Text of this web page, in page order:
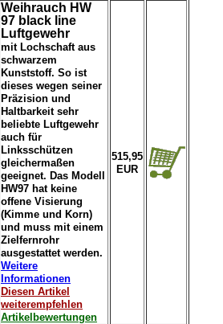
Weihrauch HW
97 black line
Luftgewehr
mit Lochschaft aus
schwarzem
Kunststoff. So ist
dieses wegen seiner
Präzision und
Haltbarkeit sehr
beliebte Luftgewehr
auch für
Linksschützen
gleichermaßen
geeignet. Das Modell
HW97 hat keine
offene Visierung
(Kimme und Korn)
und muss mit einem
Zielfernrohr
ausgestattet werden.
Weitere
Informationen
Diesen Artikel
weiterempfehlen
Artikelbewertungen
515,95
EUR